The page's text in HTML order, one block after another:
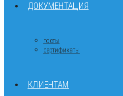
ДОКУМЕНТАЦИЯ
госты
сертификаты
КЛИЕНТАМ